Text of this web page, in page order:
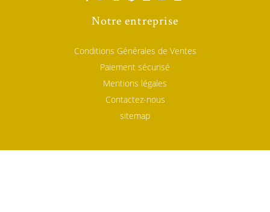
Notre entreprise
Conditions Générales de Ventes
Paiement sécurisé
Mentions légales
Contactez-nous
sitemap